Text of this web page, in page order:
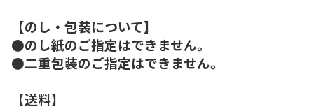
【のし・包装について】
●のし紙のご指定はできません。
●二重包装のご指定はできません。
【送料】